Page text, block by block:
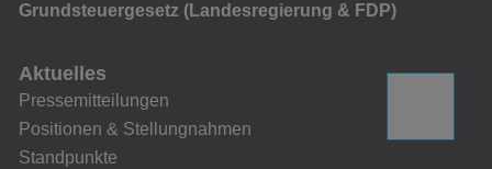
Grundsteuergesetz (Landesregierung & FDP)
Aktuelles
Pressemitteilungen
Positionen & Stellungnahmen
Standpunkte